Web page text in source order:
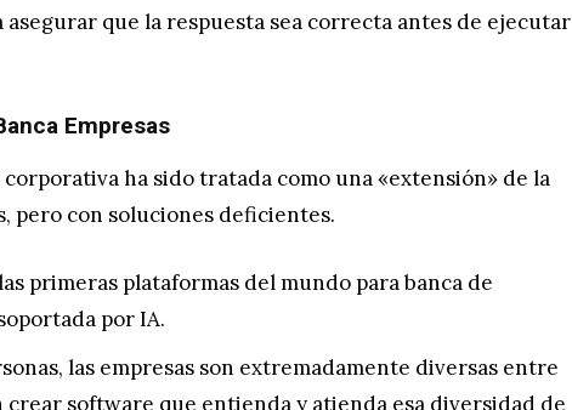
que la respuesta sea correcta antes de ejecutar
Empresas
ha sido tratada como una «extensión» de la
pero con soluciones deficientes.
primeras plataformas del mundo para banca de
por IA.
las empresas son extremadamente diversas entre
crear software que entienda y atienda esa diversidad de